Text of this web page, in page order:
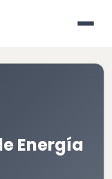
Energía